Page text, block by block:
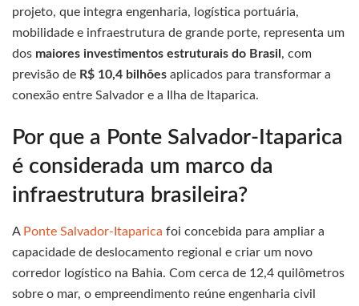
projeto, que integra engenharia, logística portuária,
mobilidade e infraestrutura de grande porte, representa um
dos maiores investimentos estruturais do Brasil , com
previsão de R$ 10,4 bilhões aplicados para transformar a
conexão entre Salvador e a Ilha de Itaparica.
Por que a Ponte Salvador-Itaparica
é considerada um marco da
infraestrutura brasileira?
A Ponte Salvador-Itaparica foi concebida para ampliar a
capacidade de deslocamento regional e criar um novo
corredor logístico na Bahia. Com cerca de 12,4 quilômetros
sobre o mar, o empreendimento reúne engenharia civil